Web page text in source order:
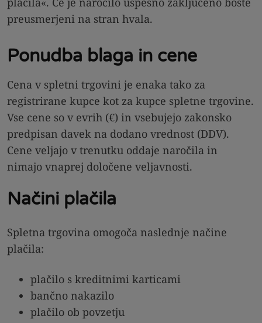
preusmerjeni na stran hvala.
Ponudba blaga in cene
Cena v spletni trgovini je enaka tako za
registrirane kupce kot za kupce spletne trgovine.
Vse cene so v evrih (€) in vsebujejo zakonsko
predpisan davek na dodano vrednost (DDV).
Cene veljajo v trenutku oddaje naročila in
nimajo vnaprej določene veljavnosti.
Načini plačila
Spletna trgovina omogoča naslednje načine
plačila:
plačilo s kreditnimi karticami
bančno nakazilo
plačilo ob povzetju